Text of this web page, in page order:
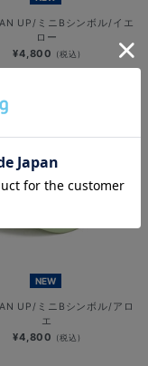
UP/ミニBシンボル/イエ
ロー
¥4,800 (税込)
NEW
UP/ミニBシンボル/アロ
エ
¥4,800 (税込)